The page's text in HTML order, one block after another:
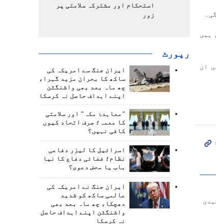
اسیران شامل ہیں
ان
استحکام اور مشترکہ سلامتی پر
زور
رپورٹ
ایران جنگ سے امریکہ کی
ساکھ کا بحران مزید گہرا،
چھ ماہ بعد بھی واشنگٹن
اپنے اہداف حاصل نہ کرسکا
"معاہدۂ مکہ" اور سلامتی
کا معمہ؛ صرف اتحاد کیوں
کافی نہیں؟
اسرائیل کا لیزر دفاعی
نظام؛ فضائی دفاع کا نیا
باب یا محض دعوی؟
ایران جنگ نے امریکہ کی
عالمی ساکھ کو شدید
دھچکا، چھ ماہ بعد بھی
واشنگٹن اپنے اہداف حاصل
نہ کرسکا